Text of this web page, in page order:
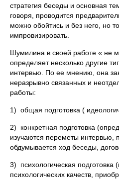
стратегия беседы и основная
говоря, проводится
можно обойтись и без него, но
импровизировать.
Шумилина в своей работе « не
определяет несколько другие
интервью. По ее мнению, она
неразрывно связанных и
работы:
1) общая подготовка (
2) конкретная подготовка
изучаются переметы интервью,
обдумывается ход беседы,
3) психологическая подготовка
психологических качеств,